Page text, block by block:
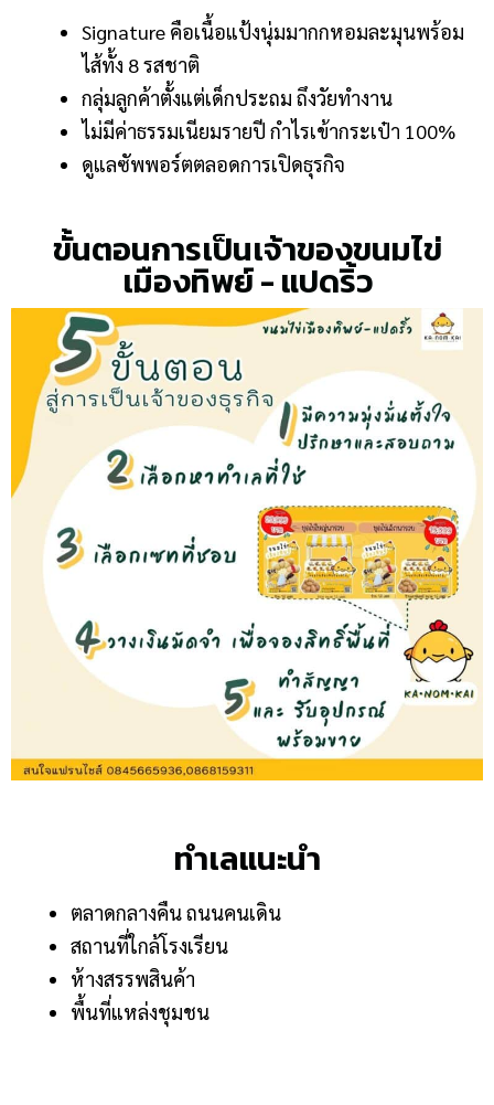
Signature คือเนื้อแป้งนุ่มมากกหอมละมุนพร้อม
ไส้ทั้ง 8 รสชาติ
กลุ่มลูกค้าตั้งแต่เด็กประถม ถึงวัยทำงาน
ไม่มีค่าธรรมเนียมรายปี กำไรเข้ากระเป๋า 100%
ดูแลซัพพอร์ตตลอดการเปิดธุรกิจ
ขั้นตอนการเป็นเจ้าของขนมไข่
เมืองทิพย์ - แปดริ้ว
ทำเลแนะนำ
ตลาดกลางคืน ถนนคนเดิน
สถานที่ใกล้โรงเรียน
ห้างสรรพสินค้า
พื้นที่แหล่งชุมชน